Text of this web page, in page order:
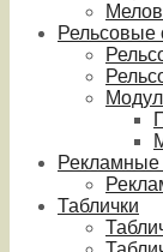
Рельсовые
Рекламные
Таблички